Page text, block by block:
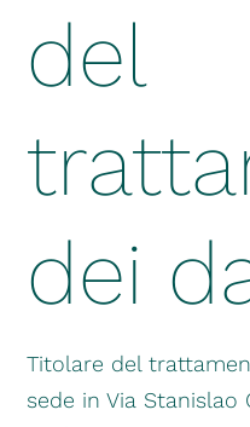
del
dei
Titolare del
sede in Via Stanislao